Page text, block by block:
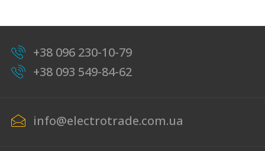
+38 096 230-10-79
+38 093 549-84-62
info@electrotrade.com.ua